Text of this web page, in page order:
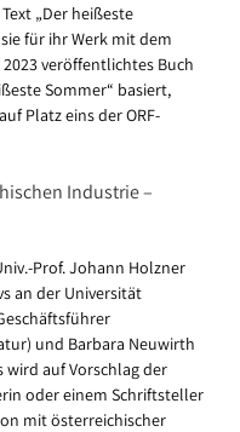
„Der heißeste
für ihr Werk mit dem
veröffentlichtes Buch
Sommer“ basiert,
Platz eins der ORF-
Industrie –
Prof. Johann Holzner
an der Universität
und Barbara Neuwirth
wird auf Vorschlag der
oder einem Schriftsteller
mit österreichischer